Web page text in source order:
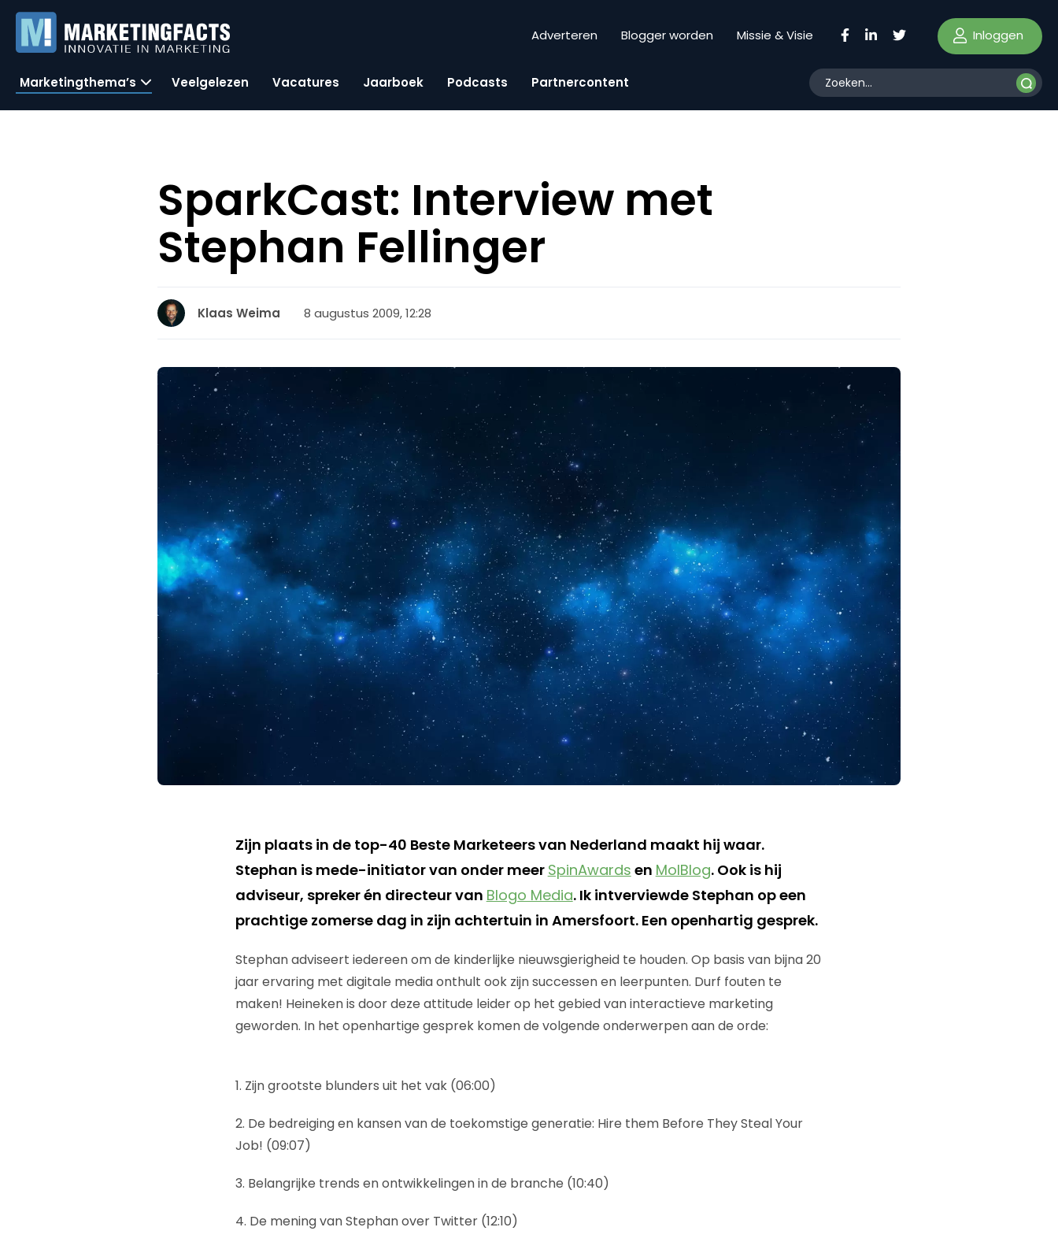
Adverteren Blogger worden Missie & Visie Inloggen
Marketingthema’s Veelgelezen Vacatures Jaarboek Podcasts Partnercontent
SparkCast: Interview met
Stephan Fellinger
Klaas Weima 8 augustus 2009, 12:28
Zijn plaats in de top-40 Beste Marketeers van Nederland maakt hij waar.
Stephan is mede-initiator van onder meer SpinAwards en MolBlog. Ook is hij
adviseur, spreker én directeur van Blogo Media. Ik intverviewde Stephan op een
prachtige zomerse dag in zijn achtertuin in Amersfoort. Een openhartig gesprek.
Stephan adviseert iedereen om de kinderlijke nieuwsgierigheid te houden. Op basis van bijna 20
jaar ervaring met digitale media onthult ook zijn successen en leerpunten. Durf fouten te
maken! Heineken is door deze attitude leider op het gebied van interactieve marketing
geworden. In het openhartige gesprek komen de volgende onderwerpen aan de orde:
1. Zijn grootste blunders uit het vak (06:00)
2. De bedreiging en kansen van de toekomstige generatie: Hire them Before They Steal Your
Job! (09:07)
3. Belangrijke trends en ontwikkelingen in de branche (10:40)
4. De mening van Stephan over Twitter (12:10)